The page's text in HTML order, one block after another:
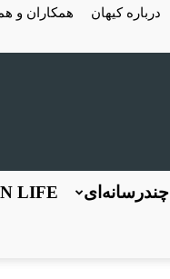
درباره کیهان همکاران و
LIFE چندرسانه‌ای